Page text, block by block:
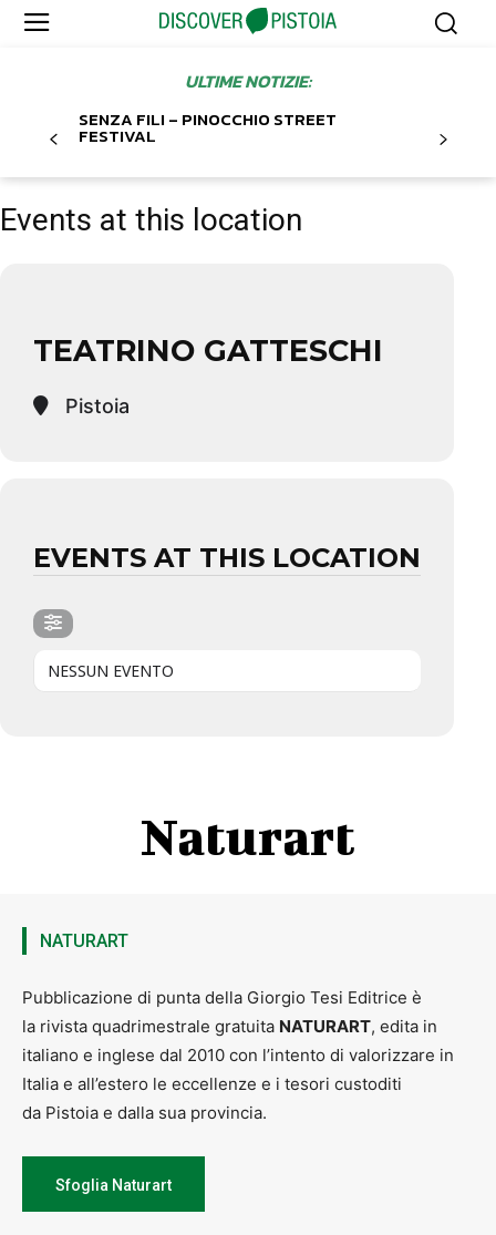
ULTIME NOTIZIE:
SENZA FILI – PINOCCHIO STREET
FESTIVAL
Events at this location
TEATRINO GATTESCHI
Pistoia
EVENTS AT THIS LOCATION
NESSUN EVENTO
Naturart
NATURART
Pubblicazione di punta della Giorgio Tesi Editrice è
la rivista quadrimestrale gratuita NATURART, edita in
italiano e inglese dal 2010 con l’intento di valorizzare in
Italia e all’estero le eccellenze e i tesori custoditi
da Pistoia e dalla sua provincia.
Sfoglia Naturart